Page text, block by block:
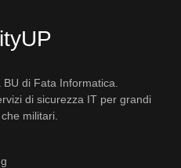
di Fata Informatica.
di sicurezza IT per grandi
militari.